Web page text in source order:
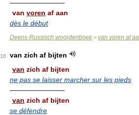
————————
van voren af aan
dès le début
Deens-Russisch woordenboek > van voren af
18
van zich af bijten
van zich af bijten
ne pas se laisser marcher sur les pieds
————————
van zich af bijten
se défendre